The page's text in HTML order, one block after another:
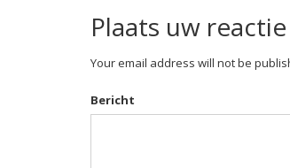
Plaats uw reactie
Your email address will not be
Bericht